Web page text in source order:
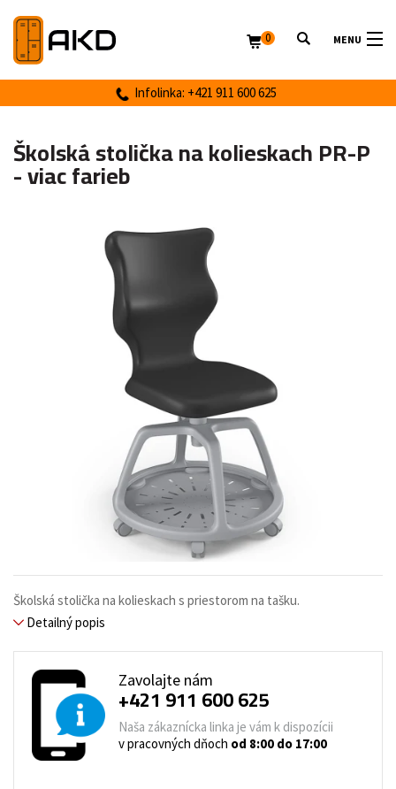
MENU
Infolinka: +421 911 600 625
0
Školská stolička na kolieskach PR-P
- viac farieb
Školská stolička na kolieskach s priestorom na tašku.
Detailný popis
Zavolajte nám
+421 911 600 625
Naša zákaznícka linka je vám k dispozícii
v pracovných dňoch od 8:00 do 17:00